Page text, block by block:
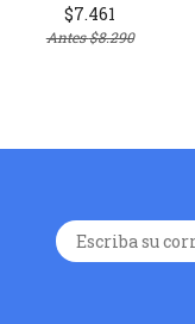
$7.461
Antes$8.290